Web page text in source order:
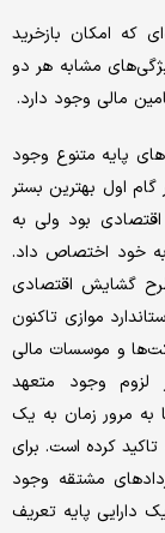
که امکان بازخرید
مشابه هر دو
مالی وجود دارد.
پایه متنوع وجود
اول بهترین بستر
بود ولی به
به خود اختصاص داد.
گشایش اقتصادی
موازی تاکنون
و موسسات مالی
وجود متعهد
به مرور زمان به یک
کرده است. برای
مشتقه وجود
دارایی پایه تعریف